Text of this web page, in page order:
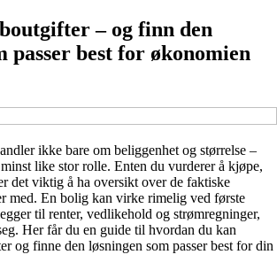
– og finn den
passer best for økonomien
ikke bare om beliggenhet og størrelse –
like stor rolle. Enten du vurderer å kjøpe,
det viktig å ha oversikt over de faktiske
med. En bolig kan virke rimelig ved første
til renter, vedlikehold og strømregninger,
Her får du en guide til hvordan du kan
og finne den løsningen som passer best for din